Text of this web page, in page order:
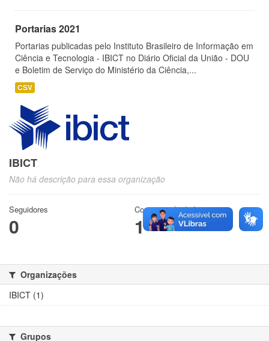
Portarias 2021
Portarias publicadas pelo Instituto Brasileiro de Informação em
Ciência e Tecnologia - IBICT no Diário Oficial da União - DOU
e Boletim de Serviço do Ministério da Ciência,...
CSV
IBICT
Não há descrição para essa organização
Seguidores
0
Conjuntos de dados
1
Organizações
IBICT (1)
Grupos